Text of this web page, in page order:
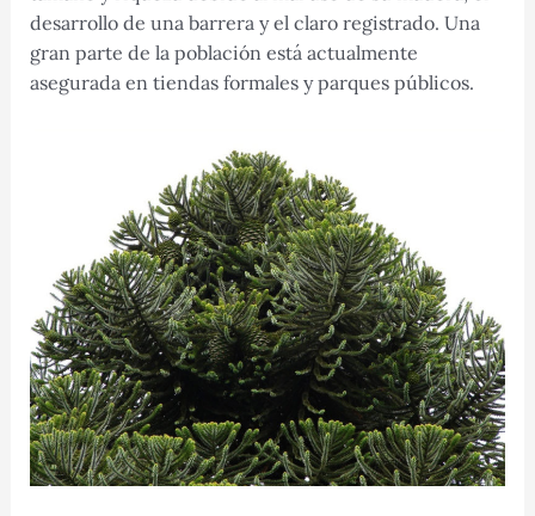
desarrollo de una barrera y el claro registrado. Una
gran parte de la población está actualmente
asegurada en tiendas formales y parques públicos.